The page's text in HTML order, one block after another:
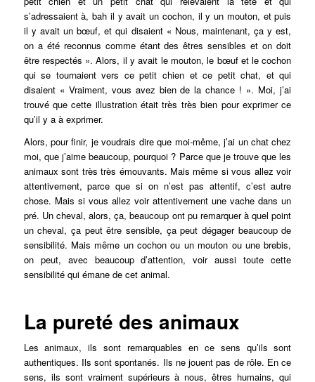
s’adressaient à, bah il y avait un cochon, il y un mouton, et puis
il y avait un bœuf, et qui disaient « Nous, maintenant, ça y est,
on a été reconnus comme étant des êtres sensibles et on doit
être respectés ». Alors, il y avait le mouton, le bœuf et le cochon
qui se tournaient vers ce petit chien et ce petit chat, et qui
disaient « Vraiment, vous avez bien de la chance ! ». Moi, j’ai
trouvé que cette illustration était très très bien pour exprimer ce
qu’il y a à exprimer.
Alors, pour finir, je voudrais dire que moi-même, j’ai un chat chez
moi, que j’aime beaucoup, pourquoi ? Parce que je trouve que les
animaux sont très très émouvants. Mais même si vous allez voir
attentivement, parce que si on n’est pas attentif, c’est autre
chose. Mais si vous allez voir attentivement une vache dans un
pré. Un cheval, alors, ça, beaucoup ont pu remarquer à quel point
un cheval, ça peut être sensible, ça peut dégager beaucoup de
sensibilité. Mais même un cochon ou un mouton ou une brebis,
on peut, avec beaucoup d’attention, voir aussi toute cette
sensibilité qui émane de cet animal.
La pureté des animaux
Les animaux, ils sont remarquables en ce sens qu’ils sont
authentiques. Ils sont spontanés. Ils ne jouent pas de rôle. En ce
sens, ils sont vraiment supérieurs à nous, êtres humains, qui